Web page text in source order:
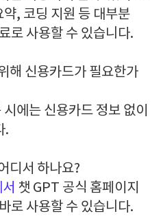
, 코딩 지원 등 대부분
로 사용할 수 있습니다.
해 신용카드가 필요한가
에는 신용카드 정보 없이
.
디서 하나요?
챗 GPT 공식 홈페이지
로 사용할 수 있습니다.